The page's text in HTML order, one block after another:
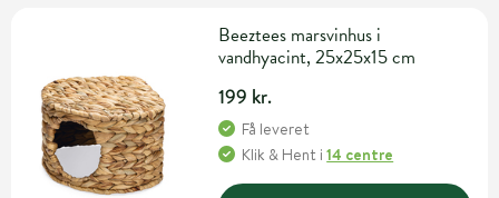
Beeztees marsvinhus i
vandhyacint, 25x25x15 cm
199 kr.
Få leveret
Klik & Hent i14 centre